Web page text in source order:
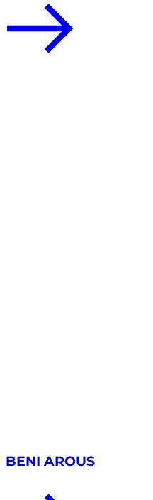
BENI AROUS